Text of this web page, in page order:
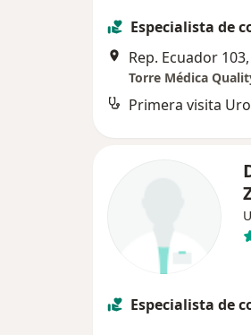
Especialista de
Torre Médica
Primera visita
Especialista de